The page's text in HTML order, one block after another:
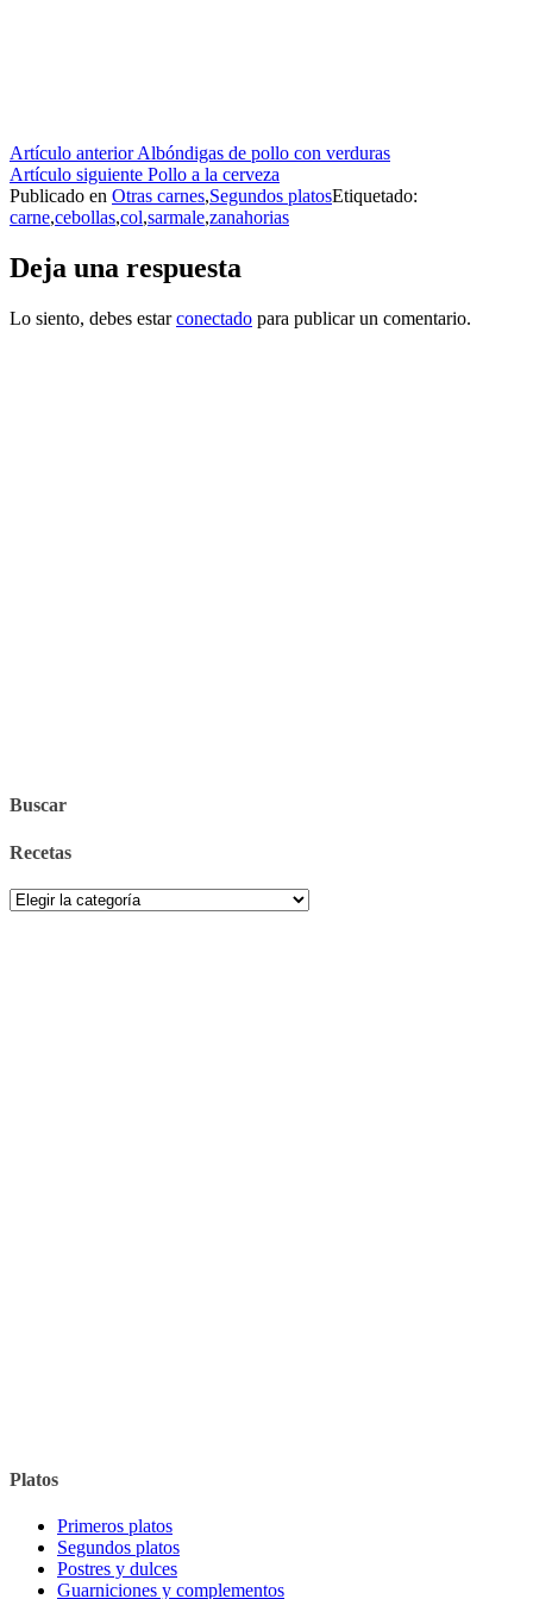
Seguir
leyendo
Artículo anteriorAlbóndigas de pollo con verduras
Artículo siguiente Pollo a la cerveza
Publicado en Otras carnes,Segundos platosEtiquetado:
carne,cebollas,col,sarmale,zanahorias
Deja una respuesta
Lo siento, debes estarconectado para publicar un comentario.
Buscar
Recetas
Recetas
Platos
Primeros platos
Segundos platos
Postres y dulces
Guarniciones y complementos